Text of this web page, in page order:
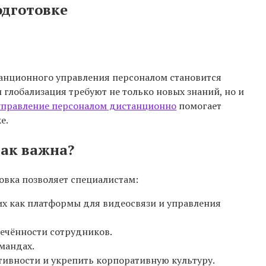
управления персоналом становится
требуют не только новых знаний, но и
персоналом дистанционно помогает
важна?
позволяет специалистам:
как платформы для видеосвязи и управления
сотрудников.
и укрепить корпоративную культуру.